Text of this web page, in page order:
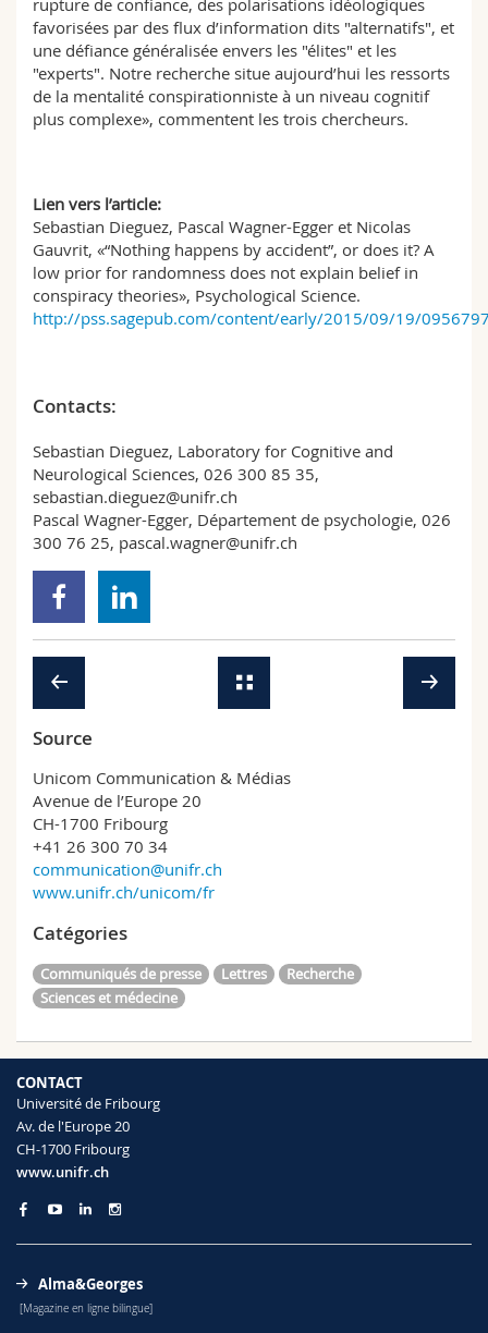
rupture de confiance, des polarisations idéologiques
favorisées par des flux d’information dits "alternatifs", et
une défiance généralisée envers les "élites" et les
"experts". Notre recherche situe aujourd’hui les ressorts
de la mentalité conspirationniste à un niveau cognitif
plus complexe», commentent les trois chercheurs.
Lien vers l’article:
Sebastian Dieguez, Pascal Wagner-Egger et Nicolas
Gauvrit, «“Nothing happens by accident”, or does it? A
low prior for randomness does not explain belief in
conspiracy theories», Psychological Science.
http://pss.sagepub.com/content/early/2015/09/19/
Contacts:
Sebastian Dieguez, Laboratory for Cognitive and
Neurological Sciences, 026 300 85 35,
sebastian.dieguez@unifr.ch
Pascal Wagner-Egger, Département de psychologie, 026
300 76 25, pascal.wagner@unifr.ch
Source
Unicom Communication & Médias
Avenue de l’Europe 20
CH-1700 Fribourg
+41 26 300 70 34
communication@unifr.ch
www.unifr.ch/unicom/fr
Catégories
Communiqués de presse Lettres
Recherche
Sciences et médecine
CONTACT
Université de Fribourg
Av. de l'Europe 20
CH-1700 Fribourg
www.unifr.ch
Alma&Georges
[Magazine en ligne bilingue]